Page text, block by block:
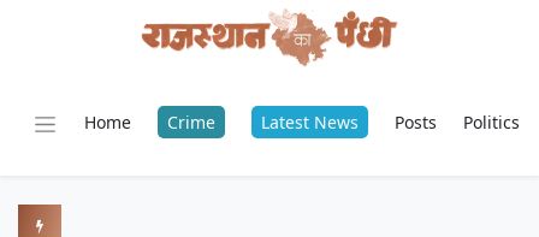
Home Crime Latest News Posts Politics